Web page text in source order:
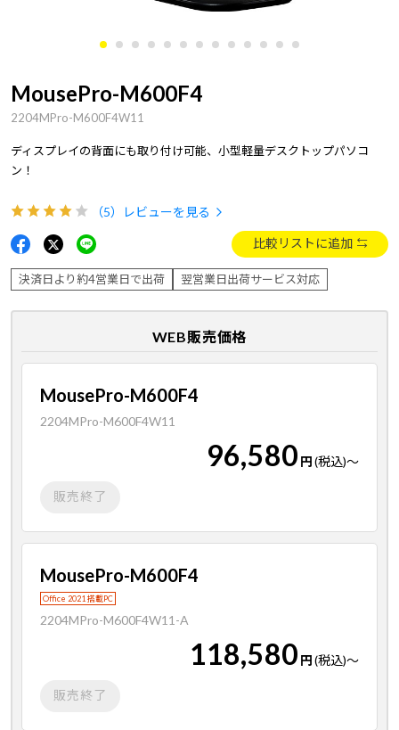
MousePro-M600F4
2204MPro-M600F4W11
ディスプレイの背面にも取り付け可能、小型軽量デスクトップパソコ
ン！
（5） レビューを見る
比較リストに追加
決済日より約4営業日で出荷 翌営業日出荷サービス対応
WEB販売価格
MousePro-M600F4
2204MPro-M600F4W11
96,580 円(税込)～
販売終了
MousePro-M600F4
Office 2021 搭載PC
2204MPro-M600F4W11-A
118,580 円(税込)～
販売終了